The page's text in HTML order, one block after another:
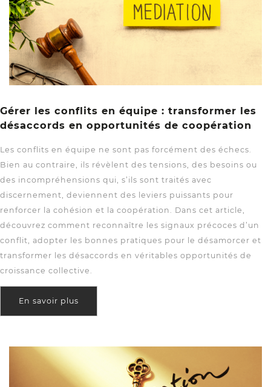
Gérer les conflits en équipe : transformer les
désaccords en opportunités de coopération
Les conflits en équipe ne sont pas forcément des échecs.
Bien au contraire, ils révèlent des tensions, des besoins ou
des incompréhensions qui, s’ils sont traités avec
discernement, deviennent des leviers puissants pour
renforcer la cohésion et la coopération. Dans cet article,
découvrez comment reconnaître les signaux précoces d’un
conflit, adopter les bonnes pratiques pour le désamorcer et
transformer les désaccords en véritables opportunités de
croissance collective.
En savoir plus